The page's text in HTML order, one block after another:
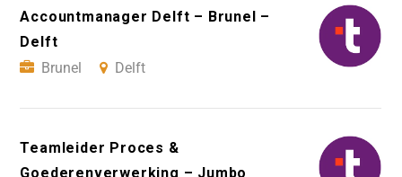
Accountmanager Delft – Brunel –
Delft
Brunel
Delft
Teamleider Proces &
Goederenverwerking – Jumbo